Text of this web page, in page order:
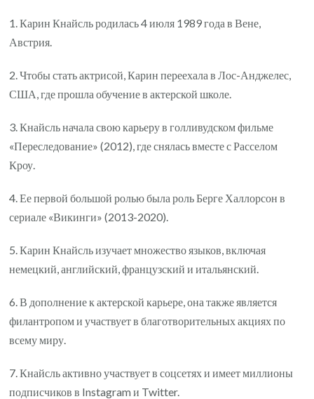
1. Карин Кнайсль родилась 4 июля 1989 года в Вене,
Австрия.
2. Чтобы стать актрисой, Карин переехала в Лос-Анджелес,
США, где прошла обучение в актерской школе.
3. Кнайсль начала свою карьеру в голливудском фильме
«Переследование» (2012), где снялась вместе с Расселом
Кроу.
4. Ее первой большой ролью была роль Берге Халлорсон в
сериале «Викинги» (2013-2020).
5. Карин Кнайсль изучает множество языков, включая
немецкий, английский, французский и итальянский.
6. В дополнение к актерской карьере, она также является
филантропом и участвует в благотворительных акциях по
всему миру.
7. Кнайсль активно участвует в соцсетях и имеет миллионы
подписчиков в Instagram и Twitter.